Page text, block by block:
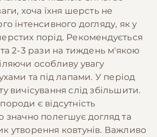
хоча їхня шерсть не
інтенсивного догляду, як у
порід. Рекомендується
2-3 рази на тиждень м'якою
особливу увагу
та під лапами. У період
вичісування слід збільшити.
є відсутність
значно полегшує догляд та
утворення ковтунів. Важливо